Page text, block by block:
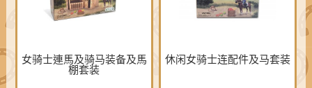
女骑士連馬及骑马装备及馬
棚套装
休闲女骑士连配件及马套装